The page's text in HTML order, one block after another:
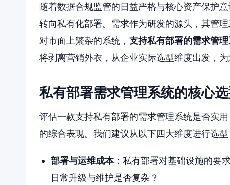
随着数据合规监管的日益严格与核心资产保护
转向私有化部署。需求作为研发的源头，其管
对市面上繁杂的系统， 支持私有部署的需求管
将剥离营销外衣，从企业实际选型维度出发，
私有部署需求管理系统的核心
评估一款支持私有部署的需求管理系统是否实
的综合表现。我们建议从以下四大维度进行选型
部署与运维成本：私有部署对基础设施的要
日常升级与维护是否复杂？